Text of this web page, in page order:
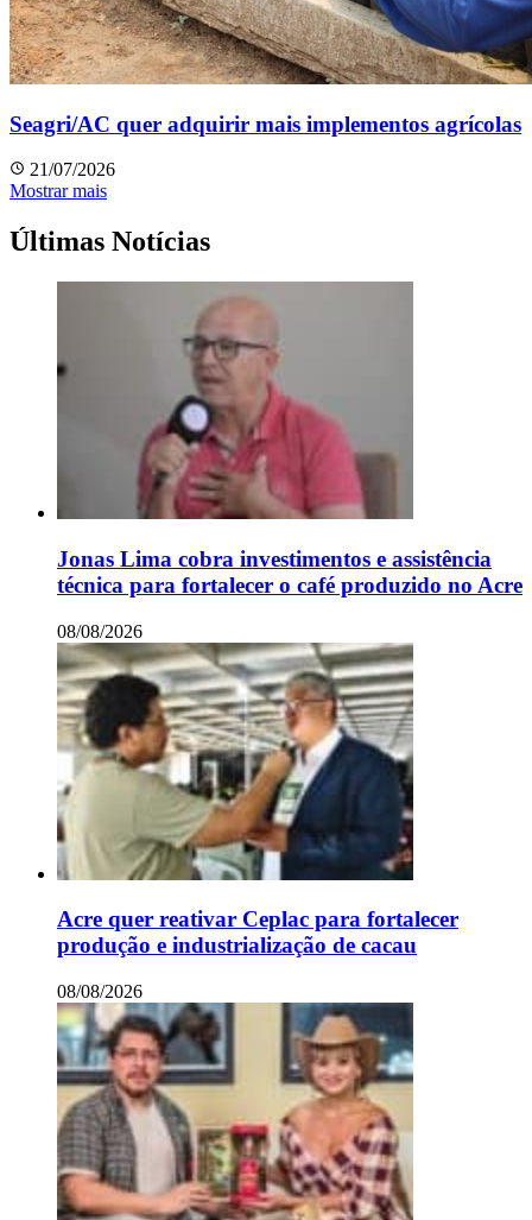
Seagri/AC quer adquirir mais implementos agrícolas
21/07/2026
Mostrar mais
Últimas Notícias
Jonas Lima cobra investimentos e assistência
técnica para fortalecer o café produzido no Acre
08/08/2026
Acre quer reativar Ceplac para fortalecer
produção e industrialização de cacau
08/08/2026